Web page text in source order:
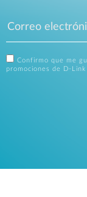
Confirmo que me
promociones de D-